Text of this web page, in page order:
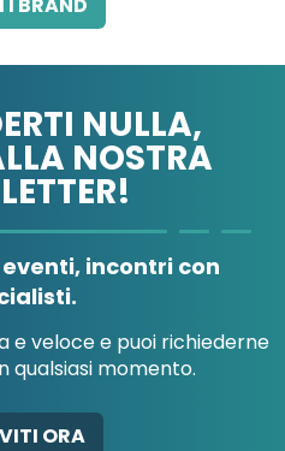
A.B.PHARM SRL
IND.FARM.RIUN.SRL
A.MENARINI
AB-GLOBAL SRL
NULLA,
NOSTRA
incontri con
e veloce e puoi richiederne
qualsiasi momento.
ORA